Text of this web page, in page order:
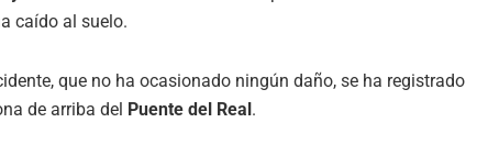
caído al suelo.
que no ha ocasionado ningún daño, se ha registrado
de arriba del Puente del Real.